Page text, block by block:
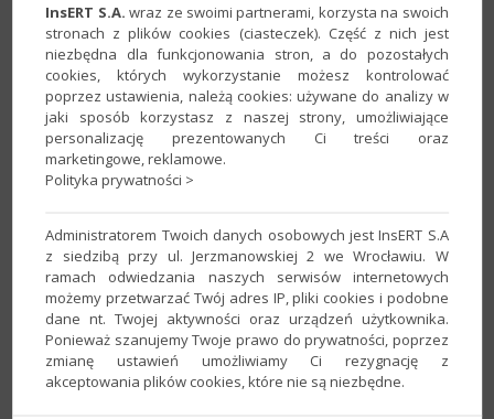
3. Jeżeli ustawienie ma zostać zastosowane również dla
istniejących ofert, skorzystać z opcjiPo zapisaniu konta
zastosuj konfigurację. Zmiany zatwierdzić przyciskiem
Zapisz​.
InsERT S.A. wraz ze swoimi partnerami, korzysta na swoich
stronach z plików cookies (ciasteczek). Część z nich jest
niezbędna dla funkcjonowania stron, a do pozostałych
cookies, których wykorzystanie możesz kontrolować
poprzez ustawienia, należą cookies: używane do analizy w
jaki sposób korzystasz z naszej strony, umożliwiające
personalizację prezentowanych Ci treści oraz
marketingowe, reklamowe.
Polityka prywatności >
Administratorem Twoich danych osobowych jest InsERT S.A
z siedzibą przy ul. Jerzmanowskiej 2 we Wrocławiu. W
ramach odwiedzania naszych serwisów internetowych
możemy przetwarzać Twój adres IP, pliki cookies i podobne
dane nt. Twojej aktywności oraz urządzeń użytkownika.
Ponieważ szanujemy Twoje prawo do prywatności, poprzez
zmianę ustawień umożliwiamy Ci rezygnację z
akceptowania plików cookies, które nie są niezbędne.